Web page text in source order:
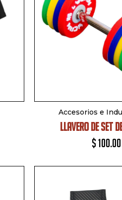
Accesorios e
LLAVERO DE SET
$ 100.00